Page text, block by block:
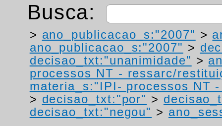
Busca:
> ano_publicacao_s:"2007" >
ano_publicacao_s:"2007" >
decisao_txt:"unanimidade" >
processos NT - ressarc/
materia_s:"IPI- processos NT
> decisao_txt:"por" >
decisao_txt:"negou" >